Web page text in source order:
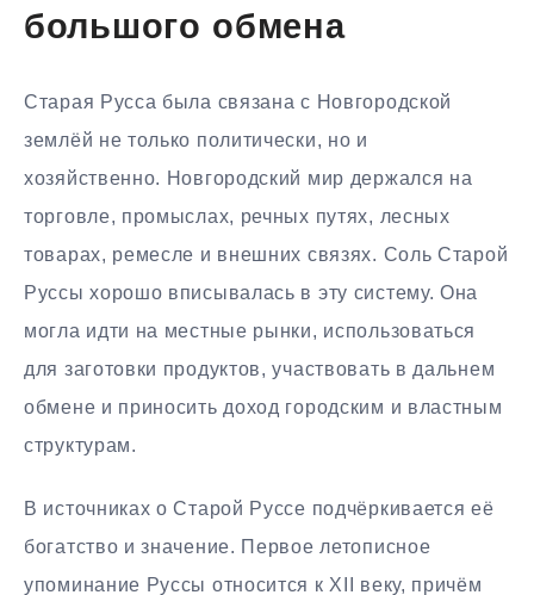
большого обмена
Старая Русса была связана с Новгородской
землёй не только политически, но и
хозяйственно. Новгородский мир держался на
торговле, промыслах, речных путях, лесных
товарах, ремесле и внешних связях. Соль Старой
Руссы хорошо вписывалась в эту систему. Она
могла идти на местные рынки, использоваться
для заготовки продуктов, участвовать в дальнем
обмене и приносить доход городским и властным
структурам.
В источниках о Старой Руссе подчёркивается её
богатство и значение. Первое летописное
упоминание Руссы относится к XII веку, причём